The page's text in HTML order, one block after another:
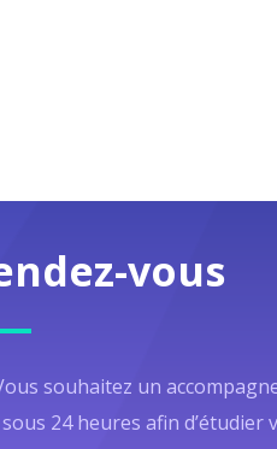
vous
souhaitez un
24 heures afin d’étudier